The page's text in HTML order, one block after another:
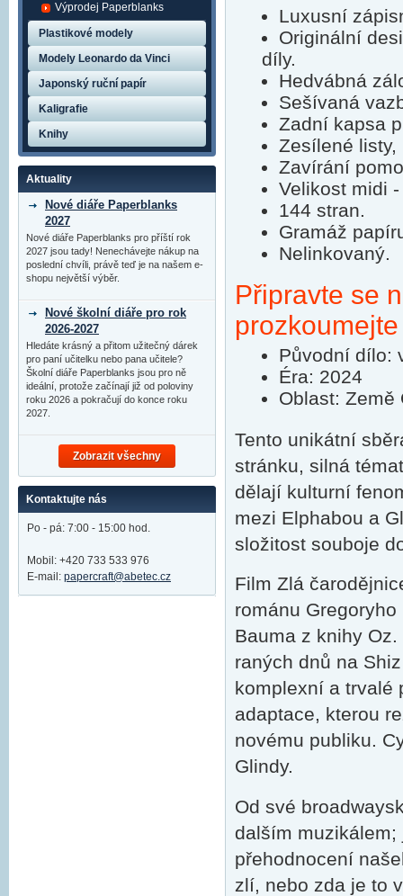
Luxusní
Originální
díly.
Hedvábná
Sešívaná
Zadní kapsa
Zesílené
Zavírání
Velikost midi
144 stran.
Gramáž
Nelinkovaný.
Připravte se
Původní dílo:
Éra: 2024
Oblast: Země
Tento unikátní
stránku, silná
dělají kulturní
mezi Elphabou a
složitost souboje
Film Zlá
románu
Bauma z knihy
raných dnů na
komplexní a trvalé
adaptace, kterou
novému publiku.
Glindy.
Od své
dalším muzikálem;
přehodnocení
zlí, nebo zda je to
Výprodej Paperblanks
Plastikové modely
Modely Leonardo da Vinci
Japonský ruční papír
Kaligrafie
Knihy
Aktuality
Nové diáře Paperblanks
2027
Nové diáře Paperblanks pro příští rok
2027 jsou tady! Nenechávejte nákup na
poslední chvíli, právě teď je na našem e-
shopu největší výběr.
Nové školní diáře pro rok
2026-2027
Hledáte krásný a přitom užitečný dárek
pro paní učitelku nebo pana učitele?
Školní diáře Paperblanks jsou pro ně
ideální, protože začínají již od poloviny
roku 2026 a pokračují do konce roku
2027.
Zobrazit všechny
Kontaktujte nás
Po - pá: 7:00 - 15:00 hod.
Mobil: +420 733 533 976
E-mail: papercraft@abetec.cz